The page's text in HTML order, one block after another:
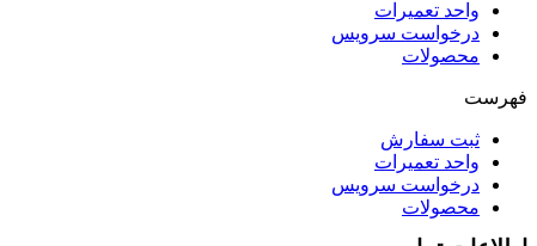
واحد تعمیرات
درخواست سرویس
محصولات
فهرست
ثبت سفارش
واحد تعمیرات
درخواست سرویس
محصولات